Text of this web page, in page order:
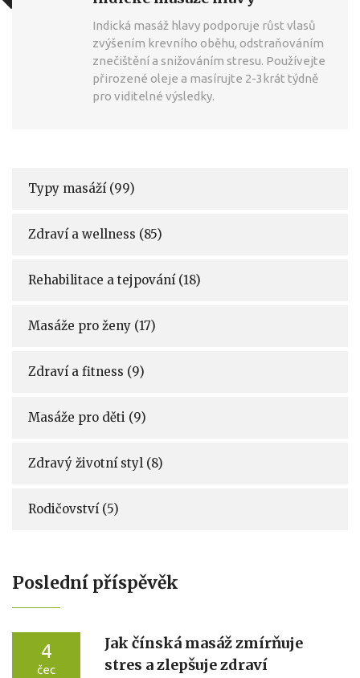
Indická masáž hlavy podporuje růst vlasů
zvýšením krevního oběhu, odstraňováním
znečištění a snižováním stresu. Používejte
přirozené oleje a masírujte 2-3krát týdně
pro viditelné výsledky.
Typy masáží (99)
Zdraví a wellness (85)
Rehabilitace a tejpování (18)
Masáže pro ženy (17)
Zdraví a fitness (9)
Masáže pro děti (9)
Zdravý životní styl (8)
Rodičovství (5)
Poslední příspěvěk
4
čec
Jak čínská masáž zmírňuje
stres a zlepšuje zdraví